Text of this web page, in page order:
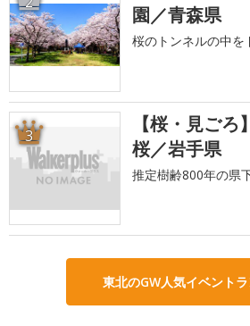
園／青森県
桜のトンネルの中を
3
【桜・見ご
桜／岩手県
推定樹齢800年の県
東北のGW人気イベント